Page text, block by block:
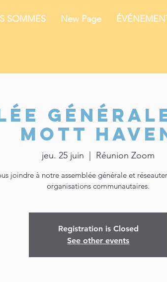
SOMMES New Page
Mott
jeu. 25 juin Réunion Zoom
joindre à notre assemblée générale et
organisations communautaires.
Registration is Closed
See other events